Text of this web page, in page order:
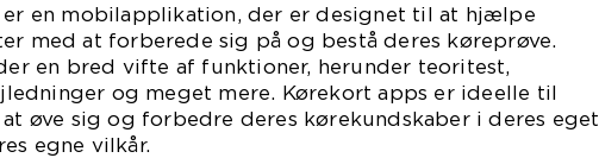
en mobilapplikation, der er designet til at hjælpe
med at forberede sig på og bestå deres køreprøve.
en bred vifte af funktioner, herunder teoritest,
og meget mere. Kørekort apps er ideelle til
øve sig og forbedre deres kørekundskaber i deres eget
egne vilkår.